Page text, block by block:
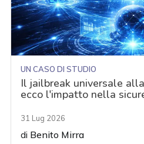
UN CASO DI STUDIO
Il jailbreak universale
ecco l'impatto nella
31 Lug 2026
di Benito Mirra